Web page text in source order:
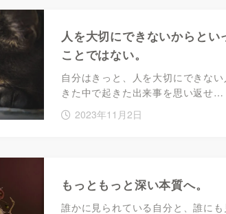
人を大切にできないからと
ことではない。
自分はきっと、人を大切にできな
きた中で起きた出来事を思い返せ…
2023年11月2日
もっともっと深い本質へ。
誰かに見られている自分と、誰に